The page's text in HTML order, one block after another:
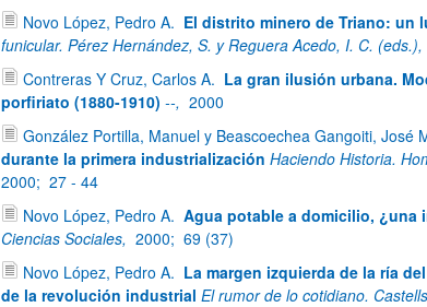
Novo López, Pedro A. El distrito minero de Triano: un
funicular. Pérez Hernández, S. y Reguera Acedo, I. C. (eds.),
Contreras Y Cruz, Carlos A. La gran ilusión urbana.
porfiriato (1880-1910) --, 2000
González Portilla, Manuel y Beascoechea Gangoiti, José
durante la primera industrialización Haciendo Historia.
2000; 27 - 44
Novo López, Pedro A. Agua potable a domicilio, ¿una
Ciencias Sociales, 2000; 69 (37)
Novo López, Pedro A. La margen izquierda de la ría
de la revolución industrial El rumor de lo cotidiano.